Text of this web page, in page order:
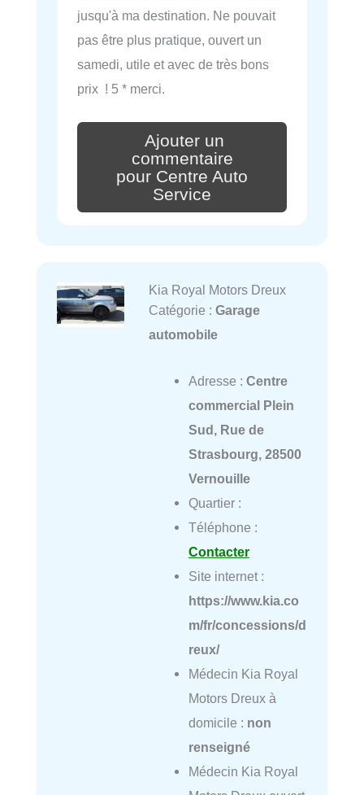
jusqu'à ma destination. Ne pouvait
pas être plus pratique, ouvert un
samedi, utile et avec de très bons
prix ! 5 * merci.
Ajouter un
commentaire
pour Centre Auto
Service
Kia Royal Motors Dreux
Catégorie : Garage
automobile
Adresse : Centre
commercial Plein
Sud, Rue de
Strasbourg, 28500
Vernouille
Quartier :
Téléphone :
Contacter
Site internet :
https://www.kia.co
m/fr/concessions/d
reux/
Médecin Kia Royal
Motors Dreux à
domicile : non
renseigné
Médecin Kia Royal